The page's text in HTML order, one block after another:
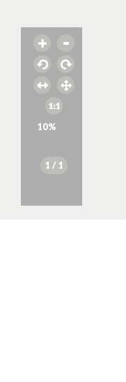
10%
1 / 1